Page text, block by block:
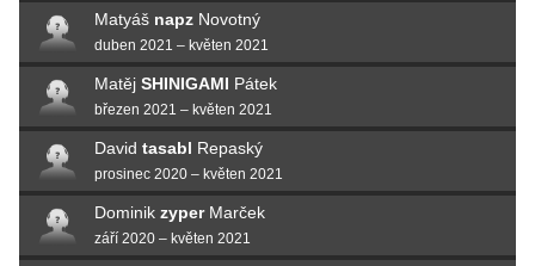
Matyáš napz Novotný
duben 2021 – květen 2021
Matěj SHINIGAMI Pátek
březen 2021 – květen 2021
David tasabl Repaský
prosinec 2020 – květen 2021
Dominik zyperMarček
září 2020 – květen 2021